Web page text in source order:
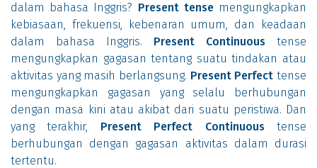
dalam bahasa Inggris? Present tensemengungkapkan
kebiasaan, frekuensi, kebenaran umum, dan keadaan
dalam bahasa Inggris. Present Continuous tense
mengungkapkan gagasan tentang suatu tindakan atau
aktivitas yang masih berlangsung. Present Perfect tense
mengungkapkan gagasan yang selalu berhubungan
dengan masa kini atau akibat dari suatu peristiwa. Dan
yang terakhir, Present Perfect Continuoustense
berhubungan dengan gagasan aktivitas dalam durasi
tertentu.